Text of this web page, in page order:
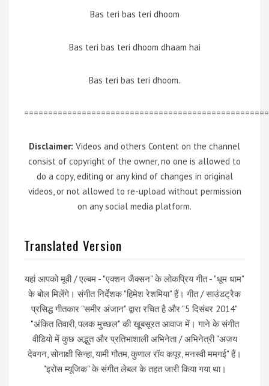
Bas teri bas teri dhoom
Bas teri bas teri dhoom dhaam hai
Bas teri bas teri dhoom.
Disclaimer: Videos and others Content on the channel
consist of copyright of the owner, no one is allowed to
do a copy, editing or any kind of changes in original
videos, or not allowed to re-upload without permission
on any social media platform.
Translated Version
यहां आपको मूवी / एल्बम - "एक्शन जैक्सन" के लोकप्रिय गीत - "धूम धाम"
के बोल मिलेंगे। संगीत निर्देशक "हिमेश रेशमिया" हैं। गीत / साउंडट्रैक
प्रसिद्ध गीतकार "समीर अंजान" द्वारा रचित है और "5 दिसंबर 2014"
"अंकित तिवारी, पलक मुच्छल" की खूबसूरत आवाज में। गाने के संगीत
वीडियो में कुछ अद्भुत और प्रतिभाशाली अभिनेता / अभिनेत्री "अजय
देवगन, सोनाक्षी सिन्हा, यामी गौतम, कुणाल रॉय कपूर, मनस्वी ममगई" हैं।
"इरोस म्यूजिक" के संगीत लेबल के तहत जारी किया गया था।